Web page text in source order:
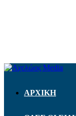
ΑΡΧΙΚΗ